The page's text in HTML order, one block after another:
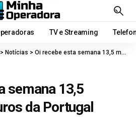
TV e Streaming
> Notícias > Oi recebe esta semana 13,5 milhões de euros da Portugal Telecom
semana 13,5
da Portugal